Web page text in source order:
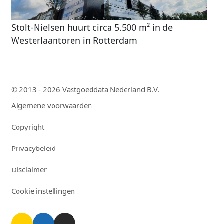
Stolt-Nielsen huurt circa 5.500 m² in de
Westerlaantoren in Rotterdam
© 2013 - 2026 Vastgoeddata Nederland B.V.
Algemene voorwaarden
Copyright
Privacybeleid
Disclaimer
Cookie instellingen